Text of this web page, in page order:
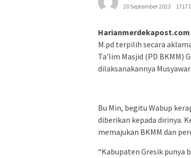
20 September 2023
1717
M.pd terpilih secara
Ta’lim Masjid (PD BKMM)
dilaksanakannya
Bu Min, begitu Wabup
diberikan kepada dirinya.
memajukan BKMM dan
“Kabupaten Gresik punya